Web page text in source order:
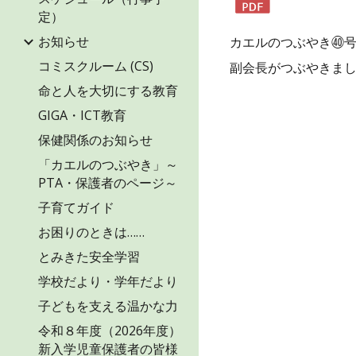
定）
お知らせ
コミスクルーム (CS)
命と人を大切にする教育
GIGA・ICT教育
保健関係のお知らせ
「カエルのつぶやき」～
PTA・保護者のページ～
子育てガイド
お困りのときは……
とみきた安全学習
学校だより・学年だより
子どもを支える温かな力
令和８年度（2026年度）
新入学児童保護者の皆様
カエルのつぶやき㊵
副会長がつぶやきまし